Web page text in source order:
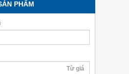
PHẨM